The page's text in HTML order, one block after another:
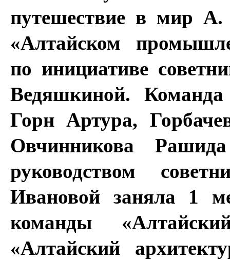
путешествие в мир
«Алтайском
по инициативе
Ведяшкиной.
Горн Артура,
Овчинникова
руководством
Ивановой заняла 1
команды
«Алтайский